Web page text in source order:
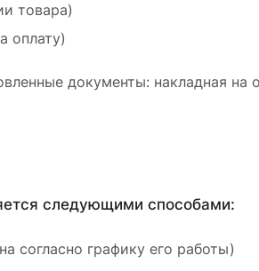
товара)
оплату)
документы: накладная на
следующими способами:
согласно графику его работы)